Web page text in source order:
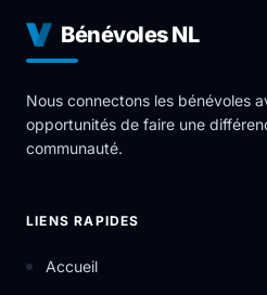
Bénévoles NL
Nous connectons les bénévoles
opportunités de faire une
communauté.
LIENS RAPIDES
Accueil